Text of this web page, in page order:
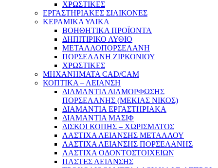
ΧΡΩΣΤΙΚΕΣ
ΕΡΓΑΣΤΗΡΙΑΚΕΣ ΣΙΛΙΚΟΝΕΣ
ΚΕΡΑΜΙΚΑ ΥΛΙΚΑ
ΒΟΗΘΗΤΙΚΑ ΠΡΟΪΟΝΤΑ
ΔΗΠΙΤΙΡΙΚΟ ΛΥΘΙΟ
ΜΕΤΑΛΛΟΠΟΡΣΕΛΑΝΗ
ΠΟΡΣΕΛΑΝΗ ΖΙΡΚΟΝΙΟΥ
ΧΡΩΣΤΙΚΕΣ
ΜΗΧΑΝΗΜΑΤΑ CAD/CAM
ΚΟΠΤΙΚΑ – ΛΕΙΑΝΣΗ
ΔΙΑΜΑΝΤΙΑ ΔΙΑΜΟΡΦΩΣΗΣ
ΠΟΡΣΕΛΑΝΗΣ (ΜΕΚΙΑΣ ΝΙΚΟΣ)
ΔΙΑΜΑΝΤΙΑ ΕΡΓΑΣΤΗΡΙΑΚΑ
ΔΙΑΜΑΝΤΙΑ ΜΑΣΙΦ
ΔΙΣΚΟΙ ΚΟΠΗΣ – ΧΩΡΙΣΜΑΤΟΣ
ΛΑΣΤΙΧΑ ΛΕΙΑΝΣΗΣ ΜΕΤΑΛΛΟΥ
ΛΑΣΤΙΧΑ ΛΕΙΑΝΣΗΣ ΠΟΡΣΕΛΑΝΗΣ
ΛΑΣΤΙΧΑ ΟΔΟΝΤΟΣΤΟΙΧΕΙΩΝ
ΠΑΣΤΕΣ ΛΕΙΑΝΣΗΣ